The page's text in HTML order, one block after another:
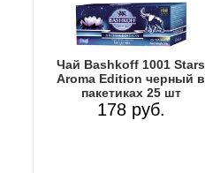
Чай Bashkoff 1001 Stars
Aroma Edition черный в
пакетиках 25 шт
178 руб.